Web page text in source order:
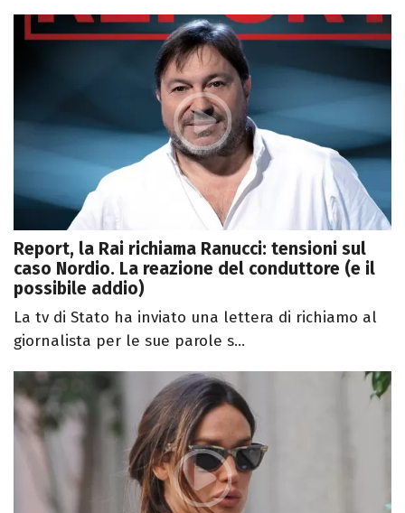
Report, la Rai richiama Ranucci: tensioni sul
caso Nordio. La reazione del conduttore (e il
possibile addio)
La tv di Stato ha inviato una lettera di richiamo al
giornalista per le sue parole s...